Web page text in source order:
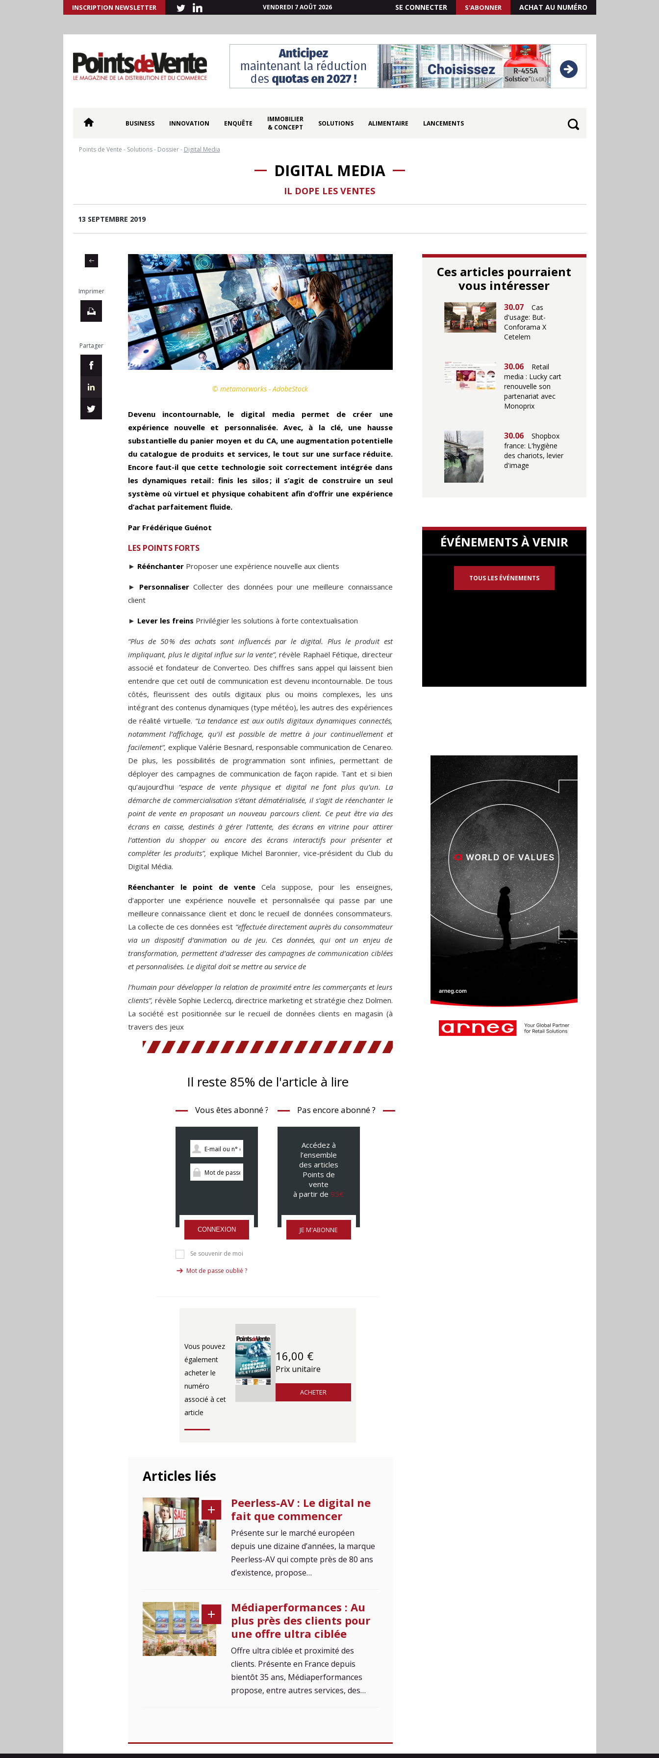
INSCRIPTION NEWSLETTER VENDREDI 7 AOÛT 2026 SE CONNECTER S'ABONNER ACHAT AU NUMÉRO
BUSINESS INNOVATION ENQUÊTE
IMMOBILIER
& CONCEPT
SOLUTIONS ALIMENTAIRE LANCEMENTS
Points de Vente - Solutions- Dossier- Digital Media
DIGITAL MEDIA
IL DOPE LES VENTES
13 SEPTEMBRE 2019
Imprimer
Partager
© metamorworks - AdobeStock
Devenu incontournable, le digital media permet de créer une
expérience nouvelle et personnalisée. Avec, à la clé, une hausse
substantielle du panier moyen et du CA, une augmentation potentielle
du catalogue de produits et services, le tout sur une surface réduite.
Encore faut-il que cette technologie soit correctement intégrée dans
les dynamiques retail : finis les silos ; il s’agit de construire un seul
système où virtuel et physique cohabitent afin d’offrir une expérience
d’achat parfaitement fluide.
Par Frédérique Guénot
LES POINTS FORTS
► RéénchanterProposer une expérience nouvelle aux clients
► PersonnaliserCollecter des données pour une meilleure connaissance
client
► Lever les freins Privilégier les solutions à forte contextualisation
“Plus de 50 % des achats sont influencés par le digital. Plus le produit est
impliquant, plus le digital influe sur la vente”, révèle Raphaël Fétique, directeur
associé et fondateur de Converteo. Des chiffres sans appel qui laissent bien
entendre que cet outil de communication est devenu incontournable. De tous
côtés, fleurissent des outils digitaux plus ou moins complexes, les uns
intégrant des contenus dynamiques (type météo), les autres des expériences
de réalité virtuelle. “La tendance est aux outils digitaux dynamiques connectés,
notamment l’affichage, qu’il est possible de mettre à jour continuellement et
facilement”, ­explique Valérie Besnard, responsable communication de Cenareo.
De plus, les possibilités de programmation sont infinies, permettant de
déployer des campagnes de communication de façon rapide. Tant et si bien
qu’aujourd’hui ­“espace de vente physique et digital ne font plus qu’un. La
démarche de commercialisation s’étant dématérialisée, il s’agit de réenchanter le
point de vente en proposant un nouveau parcours client. Ce peut être via des
écrans en caisse, destinés à gérer l’attente, des écrans en vitrine pour attirer
l’attention du shopper ou encore des écrans interactifs pour présenter et
compléter les produits”, ­explique Michel Baronnier, vice-président du Club du
Digital Média.
Réenchanter le point de venteCela suppose, pour les enseignes,
d’apporter une expérience nouvelle et personnalisée qui passe par une
meilleure connaissance client et donc le recueil de données consommateurs.
La collecte de ces données est “effectuée directement auprès du consommateur
via un dispositif d’animation ou de jeu. Ces données, qui ont un enjeu de
transformation, permettent d’adresser des campagnes de communication ciblées
et personnalisées. Le digital doit se mettre au service de
l’humain pour développer la relation de proximité entre les commerçants et leurs
clients”, révèle Sophie Leclercq, directrice marketing et stratégie chez Dolmen.
La société est positionnée sur le recueil de données clients en magasin (à
travers des jeux
Il reste 85% de l'article à lire
Vous êtes abonné ?
CONNEXION
Se souvenir de moi
Mot de passe oublié ?
Pas encore abonné ?
Accédez à
l’ensemble
des articles
Points de
vente
à partir de 95€
JE M'ABONNE
Vous pouvez
également
acheter le
numéro
associé à cet
article
16,00 €
Prix unitaire
ACHETER
Articles liés
Peerless-AV : Le digital ne
fait que commencer
Présente sur le marché européen
depuis une dizaine d’années, la marque
Peerless-AV qui compte près de 80 ans
d’existence, propose…
Médiaperformances : Au
plus près des clients pour
une offre ultra ciblée
Offre ultra ciblée et proximité des
clients. Présente en France depuis
bientôt 35 ans, Médiaperformances
propose, entre autres services, des…
Ces articles pourraient
vous intéresser
30.07
Cas
d'usage: But-
Conforama X
Cetelem
30.06
Retail
media : Lucky cart
renouvelle son
partenariat avec
Monoprix
30.06
Shopbox
france: L'hygiène
des chariots, levier
d'image
ÉVÉNEMENTS À VENIR
TOUS LES ÉVÉNEMENTS